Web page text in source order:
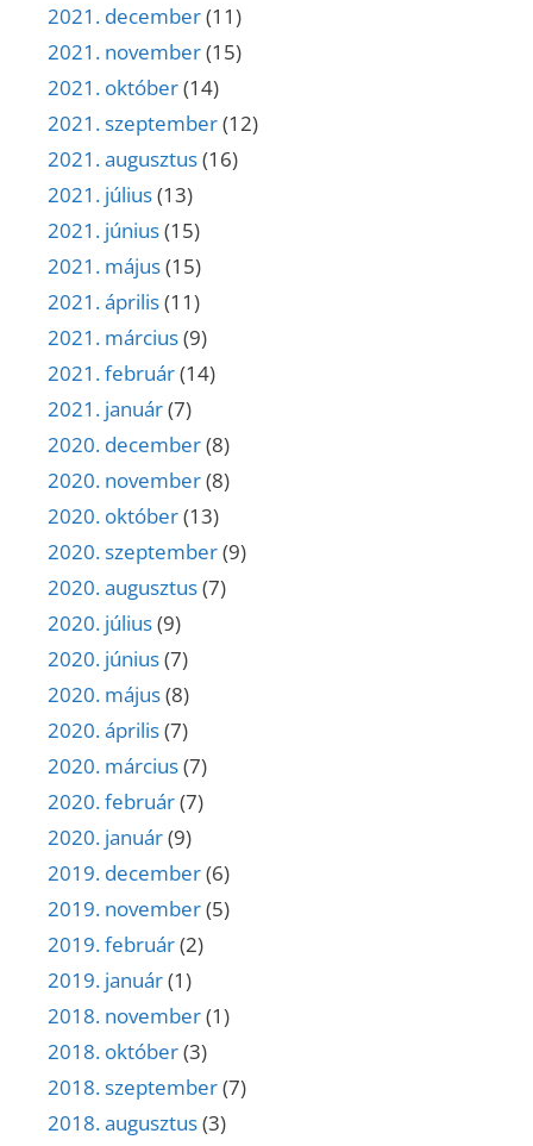
2021. december(11)
2021. november(15)
2021. október(14)
2021. szeptember(12)
2021. augusztus(16)
2021. július(13)
2021. június(15)
2021. május(15)
2021. április(11)
2021. március(9)
2021. február(14)
2021. január(7)
2020. december(8)
2020. november(8)
2020. október(13)
2020. szeptember(9)
2020. augusztus(7)
2020. július(9)
2020. június(7)
2020. május(8)
2020. április(7)
2020. március(7)
2020. február(7)
2020. január(9)
2019. december(6)
2019. november(5)
2019. február(2)
2019. január(1)
2018. november(1)
2018. október(3)
2018. szeptember(7)
2018. augusztus(3)